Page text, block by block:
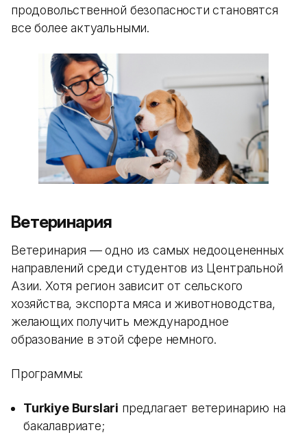
продовольственной безопасности становятся
все более актуальными.
Ветеринария
Ветеринария — одно из самых недооцененных
направлений среди студентов из Центральной
Азии. Хотя регион зависит от сельского
хозяйства, экспорта мяса и животноводства,
желающих получить международное
образование в этой сфере немного.
Программы:
Turkiye Burslari предлагает ветеринарию на
бакалавриате;